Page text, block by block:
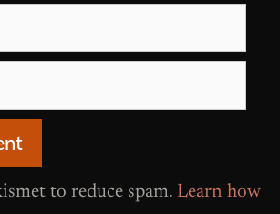
to reduce spam. Learn how